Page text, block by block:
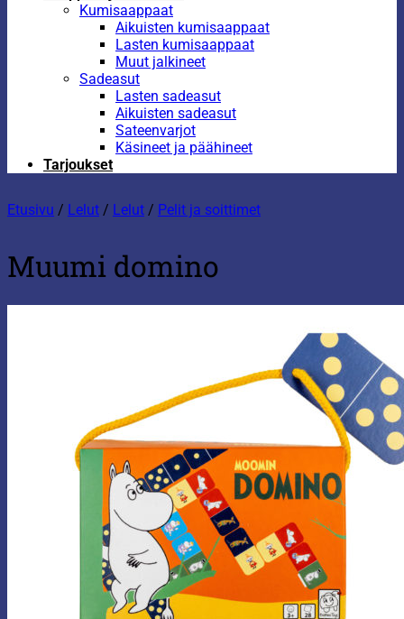
Kumisaappaat
Aikuisten kumisaappaat
Lasten kumisaappaat
Muut jalkineet
Sadeasut
Lasten sadeasut
Aikuisten sadeasut
Sateenvarjot
Käsineet ja päähineet
Tarjoukset
Etusivu / Lelut / Lelut / Pelit ja soittimet
Muumi domino